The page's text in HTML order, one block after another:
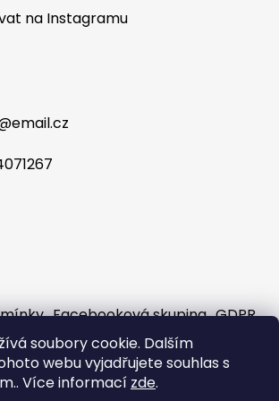
soubory cookie. Dalším
webu vyjadřujete souhlas s
Více informací zde.
na Instagramu
email.cz
Facebooková skupina GDPR
a sloučení
Doprava a platba